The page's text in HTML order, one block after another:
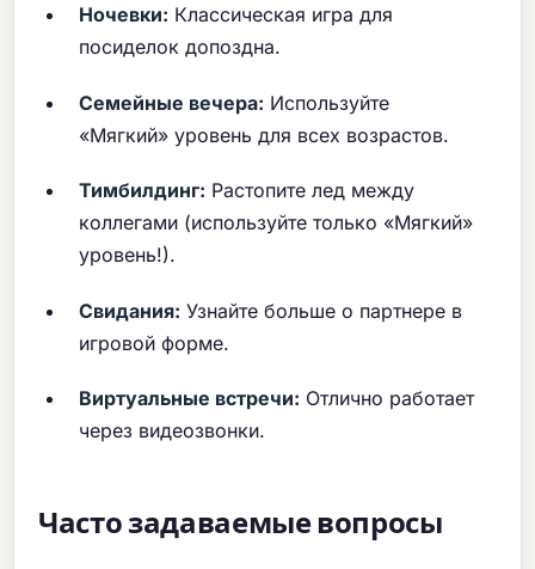
Ночевки: Классическая игра для
посиделок допоздна.
Семейные вечера: Используйте
«Мягкий» уровень для всех возрастов.
Тимбилдинг: Растопите лед между
коллегами (используйте только «Мягкий»
уровень!).
Свидания: Узнайте больше о партнере в
игровой форме.
Виртуальные встречи: Отлично работает
через видеозвонки.
Часто задаваемые вопросы